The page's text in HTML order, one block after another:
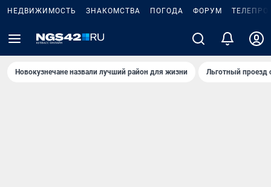
НЕДВИЖИМОСТЬ ЗНАКОМСТВА ПОГОДА ФОРУМ
Новокузнечане назвали лучший район для жизни Льготный проезд